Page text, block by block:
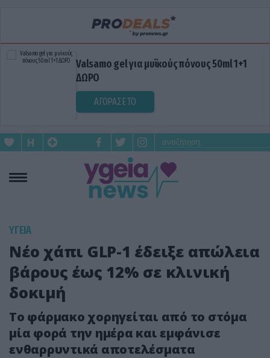
Valsamo gel για μυϊκούς πόνους 50ml 1+1
ΔΩΡΟ
ΑΓΟΡΑΣΕ ΤΟ
ΥΓΕΙΑ
Νέο χάπι GLP-1 έδειξε απώλεια
βάρους έως 12% σε κλινική
δοκιμή
Το φάρμακο χορηγείται από το στόμα
μία φορά την ημέρα και εμφάνισε
ενθαρρυντικά αποτελέσματα